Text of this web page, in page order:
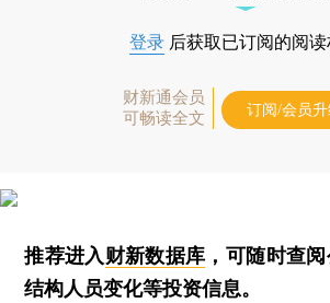
登录 后获取已订阅的阅读
财新通会员
可畅读全文
订阅/会员升
推荐进入财新数据库 ，可随时查
结构人员变化等投资信息。